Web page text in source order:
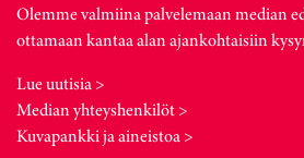
Olemme valmiina palvelemaan median
ottamaan kantaa alan ajankohtaisiin
Lue uutisia >
Median yhteyshenkilöt >
Kuvapankki ja aineistoa >